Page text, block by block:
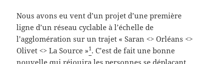
Nous avons eu vent d’un projet d’une première
ligne d’un réseau cyclable à l’échelle de
l’agglomération sur un trajet « Saran <> Orléans <>
Olivet <> La Source »1 . C’est de fait une bonne
nouvelle qui réjouira les personnes se déplaçant